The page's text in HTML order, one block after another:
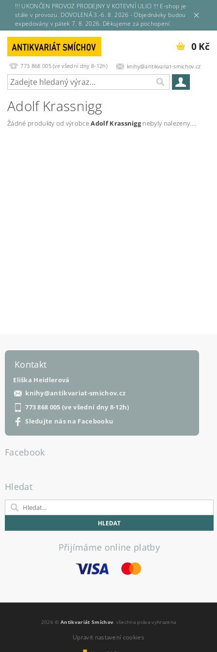
!!! UKONČEN PROVOZ PRODEJNY V KOTEVNÍ ULICI !!! E-shop je
stále v provozu. DOVOLENÁ 3.-6. 8. 2026 - Objednávky budou
expedovány v pátek 7. 8. 2026. Děkujeme za pochopení.
773 868 005 (ve všední dny 8-12h) knihy@antikvariat-smichov.cz
0 Kč
Adolf Krassnigg
Žádné produkty od výrobceAdolf Krassniggnebyly nalezeny....
Kontakt
Eliška Heidlerová
knihy@antikvariat-smichov.cz
773 868 005 (ve všední dny 8-12h)
Sledujte nás na Facebooku
Facebook
Hledat
Přijímáme online platby
2026 ©Antikvariát Smíchov , všechna práva vyhrazena
Upravit nastavení cookies